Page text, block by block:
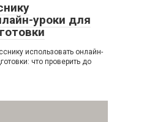
уроки для
использовать онлайн-
что проверить до